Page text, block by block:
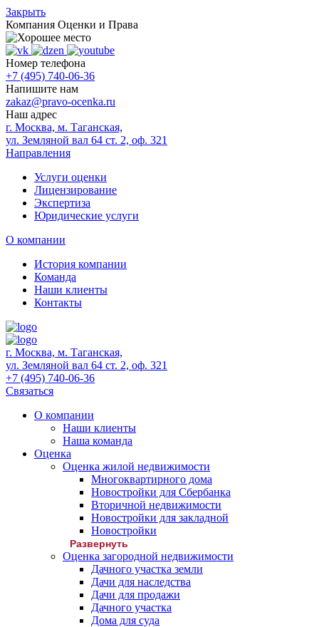
Закрыть
Компания Оценки и Права
Номер телефона
+7 (495) 740-06-36
Напишите нам
zakaz@pravo-ocenka.ru
Наш адрес
г. Москва, м. Таганская,
ул. Земляной вал 64 ст. 2, оф. 321
Направления
Услуги оценки
Лицензирование
Экспертиза
Юридические услуги
О компании
История компании
Команда
Наши клиенты
Контакты
г. Москва, м. Таганская,
ул. Земляной вал 64 ст. 2, оф. 321
+7 (495) 740-06-36
Связаться
О компании
Наши клиенты
Наша команда
Оценка
Оценка жилой недвижимости
Многоквартирного дома
Новостройки для Сбербанка
Вторичной недвижимости
Новостройки для закладной
Новостройки
Развернуть
Оценка загородной недвижимости
Дачного участка земли
Дачи для наследства
Дачи для продажи
Дачного участка
Дома для суда